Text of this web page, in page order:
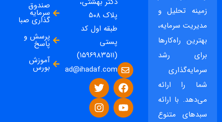
زمینه تحلیل و
مدیریت سرمایه،
بهترین راه‌کارها
برای رشد
سرمایه‌گذاری
شما را ارائه
می‌دهد. با ارائه
سبدهای متنوع
پلاک ۵۰۸
طبقه اول کد
پستی
(۱۵۹۶۹۸۳۵۱۱)
ad@ihadaf.com
صندوق
سرمایه
گذاری صبا
پرسش و
پاسخ
آموزش
بورس